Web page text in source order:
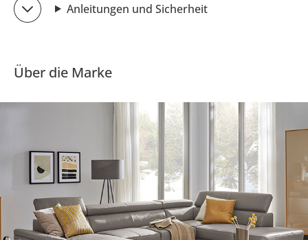
Anleitungen und Sicherheit
Über die Marke